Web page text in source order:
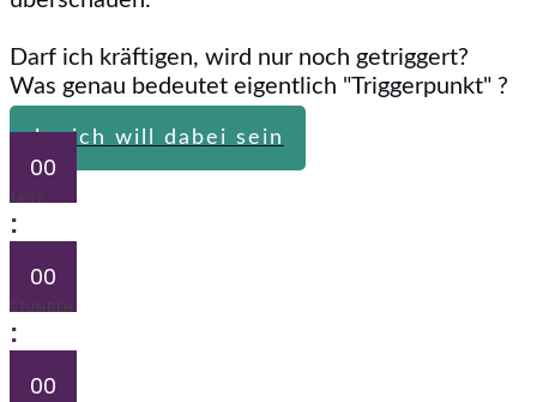
Darf ich kräftigen, wird nur noch getriggert?
Was genau bedeutet eigentlich "Triggerpunkt" ?
Ja, ich will dabei sein
00
TAGE
:
00
STUNDEN
:
00